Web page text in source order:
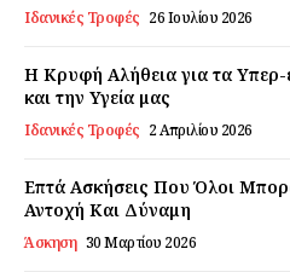
Σχετικά με εμάς
Αποποίηση Ευθυνών
Ο λογαριασμός μου
Επικοινωνία
Ιδανικές Τροφές 26 Ιουλίου 2026
Η Κρυφή Αλήθεια για τα
και την Υγεία μας
Ιδανικές Τροφές 2 Απριλίου 2026
Επτά Ασκήσεις Που Όλοι
Αντοχή Και Δύναμη
Άσκηση 30 Μαρτίου 2026